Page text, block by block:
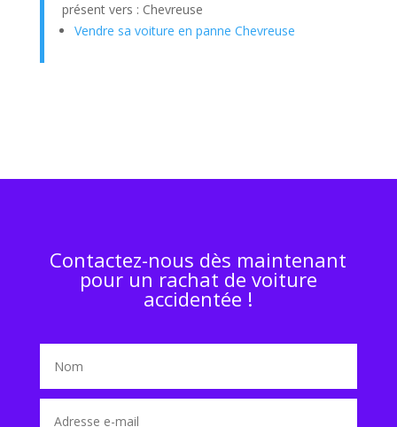
présent vers : Chevreuse
Vendre sa voiture en panne Chevreuse
Contactez-nous dès maintenant
pour un rachat de voiture
accidentée !